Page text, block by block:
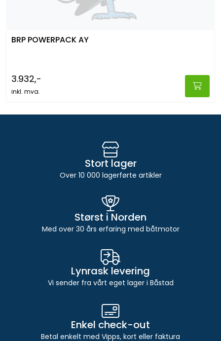
BRP POWERPACK AY
3.932,-
inkl. mva.
Stort lager
Over 10 000 lagerførte artikler
Størst i Norden
Med over 30 års erfaring med båtmotor
Lynrask levering
Vi sender fra vårt eget lager i Båstad
Enkel check-out
Betal enkelt med Vipps, kort eller faktura